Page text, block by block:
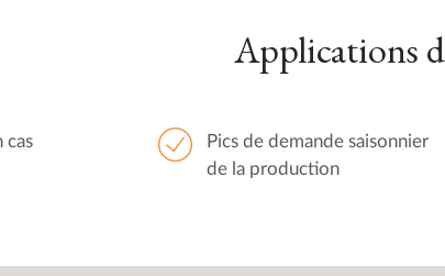
Applications
cas
Pics de demande saisonnier
de la production